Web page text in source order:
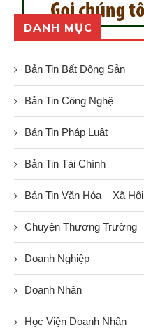
DANH MỤC
Bản Tin Bất Động Sản
Bản Tin Công Nghệ
Bản Tin Pháp Luật
Bản Tin Tài Chính
Bản Tin Văn Hóa – Xã Hội
Chuyện Thương Trường
Doanh Nghiệp
Doanh Nhân
Học Viện Doanh Nhân